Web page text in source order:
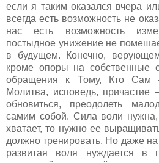
если я таким оказался вчера
всегда есть возможность не
нас есть возможность
постыдное унижение не
в будущем. Конечно,
кроме опоры на собственные
обращения к Тому, Кто Сам
Молитва, исповедь, причастие
обновиться, преодолеть
самим собой. Сила воли
хватает, то нужно ее
должно тренировать. Но даже
развитая воля нуждается в